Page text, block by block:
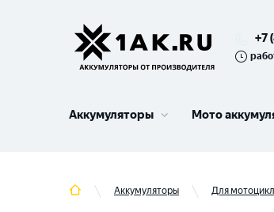
+7
Аккумуляторы Мото
Аккумуляторы Для